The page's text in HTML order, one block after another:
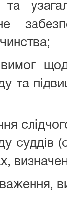
та
щодо
та
суддів